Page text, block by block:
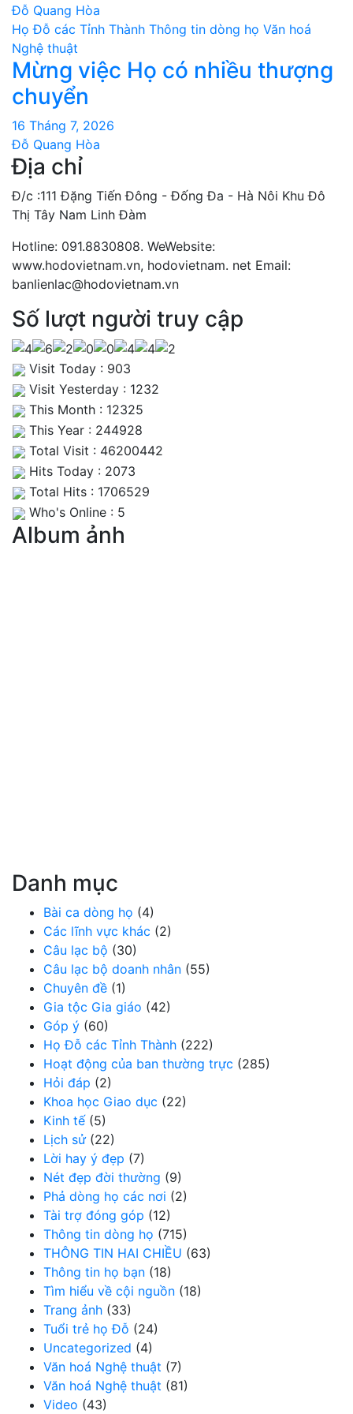
Đỗ Quang Hòa
Họ Đỗ các Tỉnh Thành Thông tin dòng họ Văn hoá
Nghệ thuật
Mừng việc Họ có nhiều thượng
chuyển
16 Tháng 7, 2026
Đỗ Quang Hòa
Địa chỉ
Đ/c :111 Đặng Tiến Đông - Đống Đa - Hà Nôi Khu Đô
Thị Tây Nam Linh Đàm
Hotline: 091.8830808. WeWebsite:
www.hodovietnam.vn, hodovietnam. net Email:
banlienlac@hodovietnam.vn
Số lượt người truy cập
Visit Today : 903
Visit Yesterday : 1232
This Month : 12325
This Year : 244928
Total Visit : 46200442
Hits Today : 2073
Total Hits : 1706529
Who's Online : 5
Album ảnh
Danh mục
Bài ca dòng họ (4)
Các lĩnh vực khác (2)
Câu lạc bộ (30)
Câu lạc bộ doanh nhân (55)
Chuyên đề (1)
Gia tộc Gia giáo (42)
Góp ý (60)
Họ Đỗ các Tỉnh Thành (222)
Hoạt động của ban thường trực (285)
Hỏi đáp (2)
Khoa học Giao dục (22)
Kinh tế(5)
Lịch sử(22)
Lời hay ý đẹp (7)
Nét đẹp đời thường (9)
Phả dòng họ các nơi (2)
Tài trợ đóng góp (12)
Thông tin dòng họ (715)
THÔNG TIN HAI CHIỀU (63)
Thông tin họ bạn (18)
Tìm hiểu về cội nguồn (18)
Trang ảnh (33)
Tuổi trẻ họ Đỗ (24)
Uncategorized (4)
Văn hoá Nghệ thuật (7)
Văn hoá Nghệ thuật (81)
Video (43)